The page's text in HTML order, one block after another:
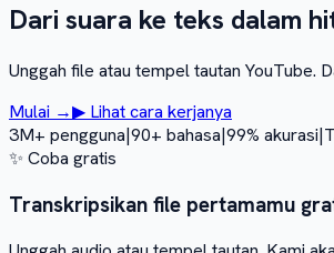
Dari suara ke teks dalam
Unggah file atau tempel tautan YouTube.
Mulai →▶ Lihat cara kerjanya
3M+ pengguna|90+ bahasa|99% akurasi|
✨ Coba gratis
Transkripsikan file pertamamu